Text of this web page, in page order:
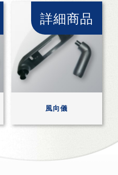
詳細商品
風向儀